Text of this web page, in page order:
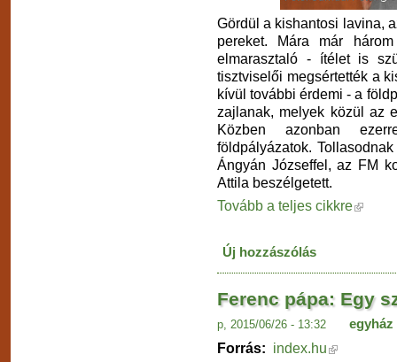
Gördül a kishantosi lavina,
pereket. Mára már
elmarasztaló - ítélet is
tisztviselői megsértették a
kívül további érdemi - a
zajlanak, melyek közül az
Közben azonban
földpályázatok.
Ángyán Józseffel, az FM
Attila beszélgetett.
Tovább a teljes cikkre
Új hozzászólás
Ferenc pápa: Egy
p, 2015/06/26 - 13:32 egyház
Forrás: index.hu